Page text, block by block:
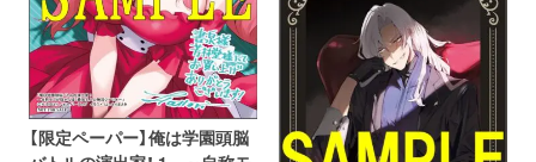
【限定ペーパー】俺は学園頭脳